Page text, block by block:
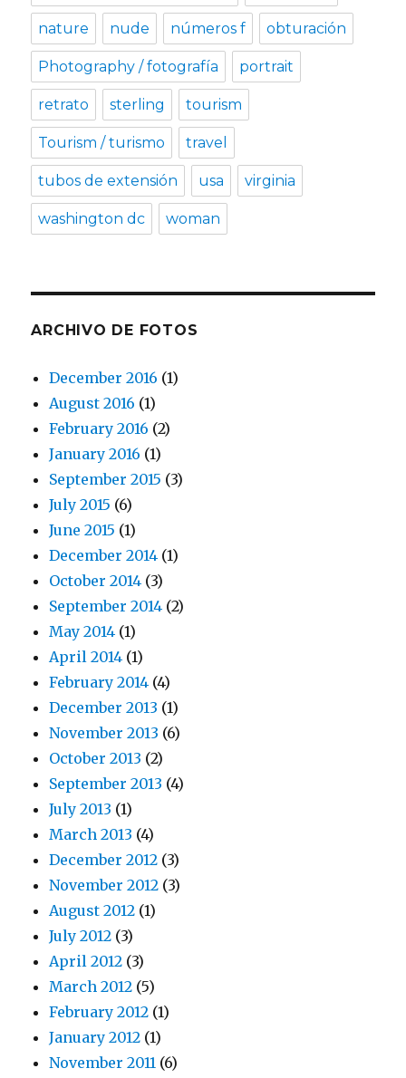
nature nude números f obturación
Photography / fotografía portrait
retrato sterling tourism
Tourism / turismo travel
tubos de extensión usa virginia
washington dc woman
ARCHIVO DE FOTOS
December 2016 (1)
August 2016 (1)
February 2016 (2)
January 2016 (1)
September 2015 (3)
July 2015 (6)
June 2015 (1)
December 2014 (1)
October 2014 (3)
September 2014 (2)
May 2014 (1)
April 2014 (1)
February 2014 (4)
December 2013 (1)
November 2013 (6)
October 2013 (2)
September 2013 (4)
July 2013 (1)
March 2013 (4)
December 2012 (3)
November 2012 (3)
August 2012 (1)
July 2012 (3)
April 2012 (3)
March 2012 (5)
February 2012 (1)
January 2012 (1)
November 2011 (6)